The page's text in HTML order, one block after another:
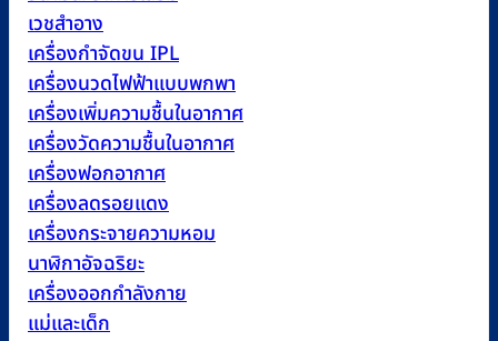
เวชสำอาง
เครื่องกำจัดขน IPL
เครื่องนวดไฟฟ้าแบบพกพา
เครื่องเพิ่มความชื้นในอากาศ
เครื่องวัดความชื้นในอากาศ
เครื่องฟอกอากาศ
เครื่องลดรอยแดง
เครื่องกระจายความหอม
นาฬิกาอัจฉริยะ
เครื่องออกกำลังกาย
แม่และเด็ก